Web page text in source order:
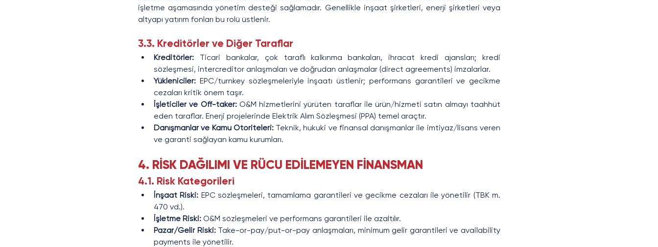
işletme aşamasında yönetim desteği sağlamadır. Genellikle inşaat şirketleri, enerji şirketleri veya
altyapı yatırım fonları bu rolü üstlenir.
3.3. Kreditörler ve Diğer Taraflar
Kreditörler: Ticari bankalar, çok taraflı kalkınma bankaları, ihracat kredi ajansları; kredi
sözleşmesi, intercreditor anlaşmaları ve doğrudan anlaşmalar (direct agreements) imzalarlar.
Yükleniciler: EPC/turnkey sözleşmeleriyle inşaatı üstlenir; performans garantileri ve gecikme
cezaları kritik önem taşır.
İşleticiler ve Off-taker: O&M hizmetlerini yürüten taraflar ile ürün/hizmeti satın almayı taahhüt
eden taraflar. Enerji projelerinde Elektrik Alım Sözleşmesi (PPA) temel araçtır.
Danışmanlar ve Kamu Otoriteleri: Teknik, hukuki ve finansal danışmanlar ile imtiyaz/lisans veren
ve garanti sağlayan kamu kurumları.
4. RİSK DAĞILIMI VE RÜCU EDİLEMEYEN FİNANSMAN
4.1. Risk Kategorileri
İnşaat Riski: EPC sözleşmeleri, tamamlama garantileri ve gecikme cezaları ile yönetilir (TBK m.
470 vd.).
İşletme Riski: O&M sözleşmeleri ve performans garantileri ile azaltılır.
Pazar/Gelir Riski: Take-or-pay/put-or-pay anlaşmaları, minimum gelir garantileri ve availability
payments ile yönetilir.